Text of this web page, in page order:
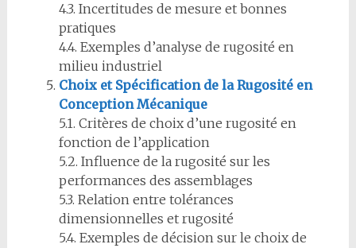
4.3. Incertitudes de mesure et bonnes
pratiques
4.4. Exemples d’analyse de rugosité en
milieu industriel
Choix et Spécification de la Rugosité en
Conception Mécanique
5.1. Critères de choix d’une rugosité en
fonction de l’application
5.2. Influence de la rugosité sur les
performances des assemblages
5.3. Relation entre tolérances
dimensionnelles et rugosité
5.4. Exemples de décision sur le choix de